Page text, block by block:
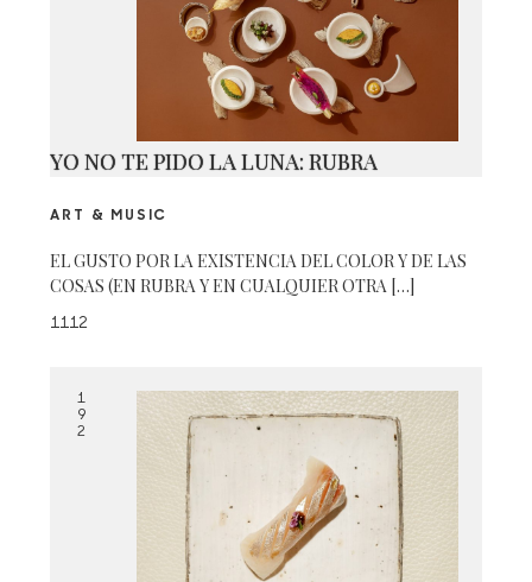
YO NO TE PIDO LA LUNA: RUBRA
ART & MUSIC
EL GUSTO POR LA EXISTENCIA DEL COLOR Y DE LAS
COSAS (EN RUBRA Y EN CUALQUIER OTRA […]
1112
1
9
2